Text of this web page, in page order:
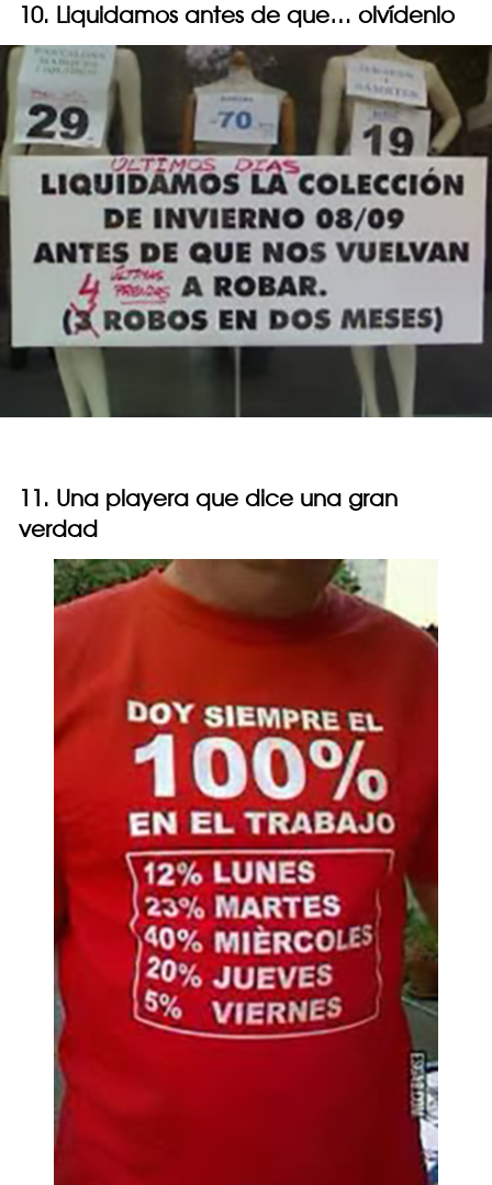
10. Liquidamos antes de que… olvídenlo
11. Una playera que dice una gran
verdad